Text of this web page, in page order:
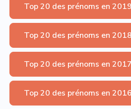
Top 20 des prénoms en 2019
Top 20 des prénoms en 2018
Top 20 des prénoms en 2017
Top 20 des prénoms en 2016